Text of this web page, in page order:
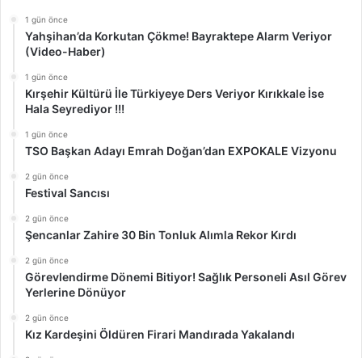
1 gün önce
Yahşihan’da Korkutan Çökme! Bayraktepe Alarm Veriyor
(Video-Haber)
1 gün önce
Kırşehir Kültürü İle Türkiyeye Ders Veriyor Kırıkkale İse
Hala Seyrediyor !!!
1 gün önce
TSO Başkan Adayı Emrah Doğan’dan EXPOKALE Vizyonu
2 gün önce
Festival Sancısı
2 gün önce
Şencanlar Zahire 30 Bin Tonluk Alımla Rekor Kırdı
2 gün önce
Görevlendirme Dönemi Bitiyor! Sağlık Personeli Asıl Görev
Yerlerine Dönüyor
2 gün önce
Kız Kardeşini Öldüren Firari Mandırada Yakalandı